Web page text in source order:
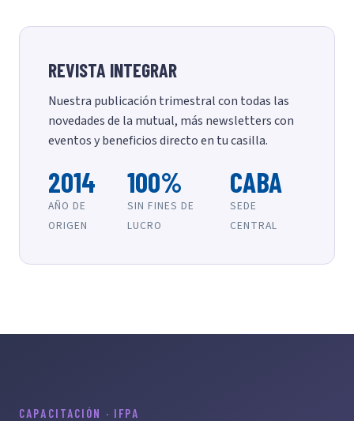
REVISTA INTEGRAR
Nuestra publicación trimestral con todas las
novedades de la mutual, más newsletters con
eventos y beneficios directo en tu casilla.
2014
AÑO DE
ORIGEN
100%
SIN FINES DE
LUCRO
CABA
SEDE
CENTRAL
CAPACITACIÓN · IFPA